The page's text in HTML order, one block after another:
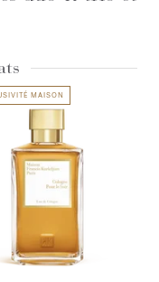
MAISON